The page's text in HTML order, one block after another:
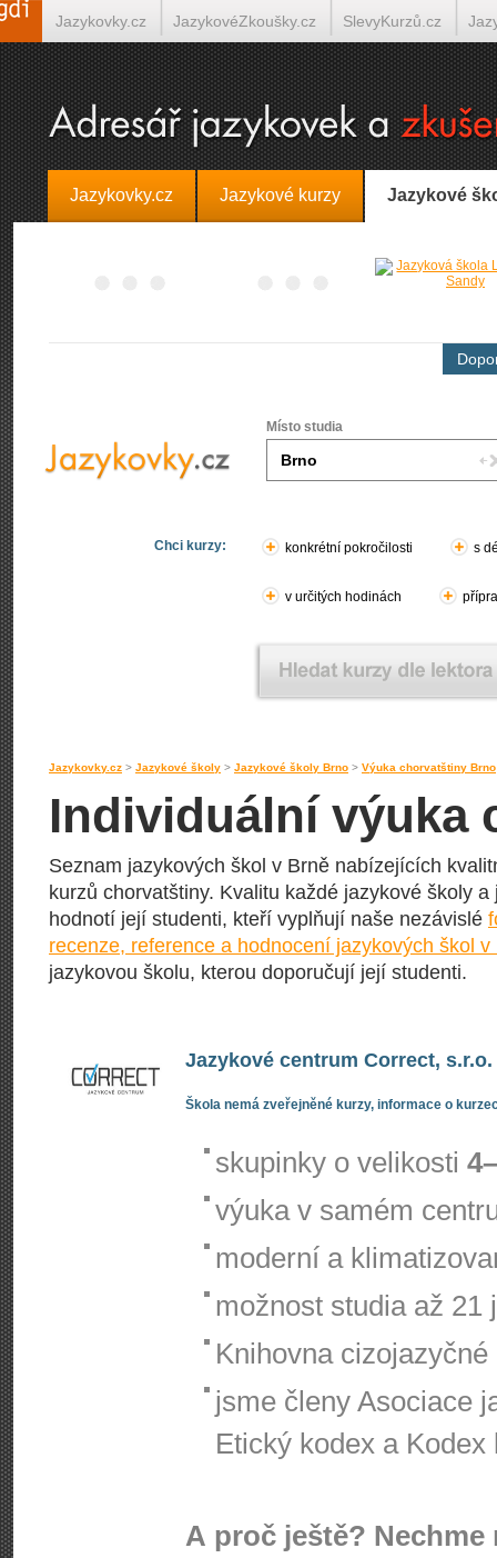
Jazykovky.cz Jazykové kurzy Jazykové
Místo studia
Chci kurzy: konkrétní pokročilosti s
v určitých hodinách
Jazykovky.cz > Jazykové školy > Jazykové školy Brno > Výuka chorvatštiny Brno
Individuální výuka
Seznam jazykových škol v Brně nabízejících
kurzů chorvatštiny. Kvalitu každé jazykové školy
hodnotí její studenti, kteří vyplňují naše nezávislé
recenze, reference a hodnocení jazykových škol v
jazykovou školu, kterou doporučují její studenti.
Jazykové centrum Correct, s.r.o.
Škola nemá zveřejněné kurzy, informace o
skupinky o velikosti
výuka v samém
moderní a
možnost studia až 21
Knihovna
jsme členy Asociace
Etický kodex a Kodex
A proč ještě?
Jazykovky.cz JazykovéZkoušky.cz SlevyKurzů.cz
Španělština on-line Italština on-line Tlumočení-